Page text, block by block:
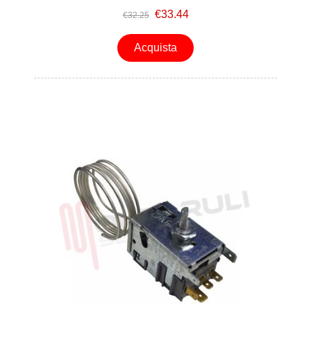
€32.25 €33.44
Acquista